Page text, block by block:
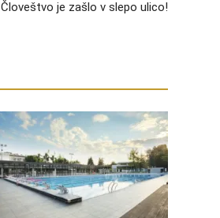
Človeštvo je zašlo v slepo ulico!